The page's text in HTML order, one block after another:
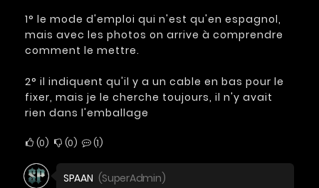
1° le mode d'emploi qui n'est qu'en espagnol,
mais avec les photos on arrive à comprendre
comment le mettre.
2° il indiquent qu'il y a un cable en bas pour le
fixer, mais je le cherche toujours, il n'y avait
rien dans l'emballage
0 0 1
SPAAN (SuperAdmin)